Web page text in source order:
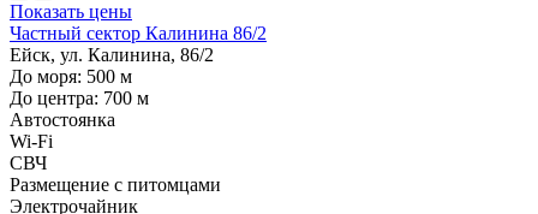
Показать цены
Частный сектор Калинина 86/2
Ейск, ул. Калинина, 86/2
До моря: 500 м
До центра: 700 м
Автостоянка
Wi-Fi
СВЧ
Размещение с питомцами
Электрочайник